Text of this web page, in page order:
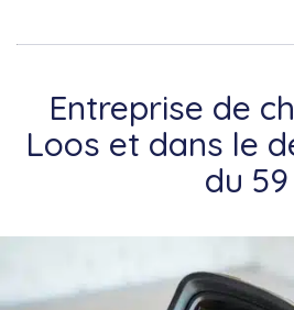
Entreprise de
Loos et dans le
du 59